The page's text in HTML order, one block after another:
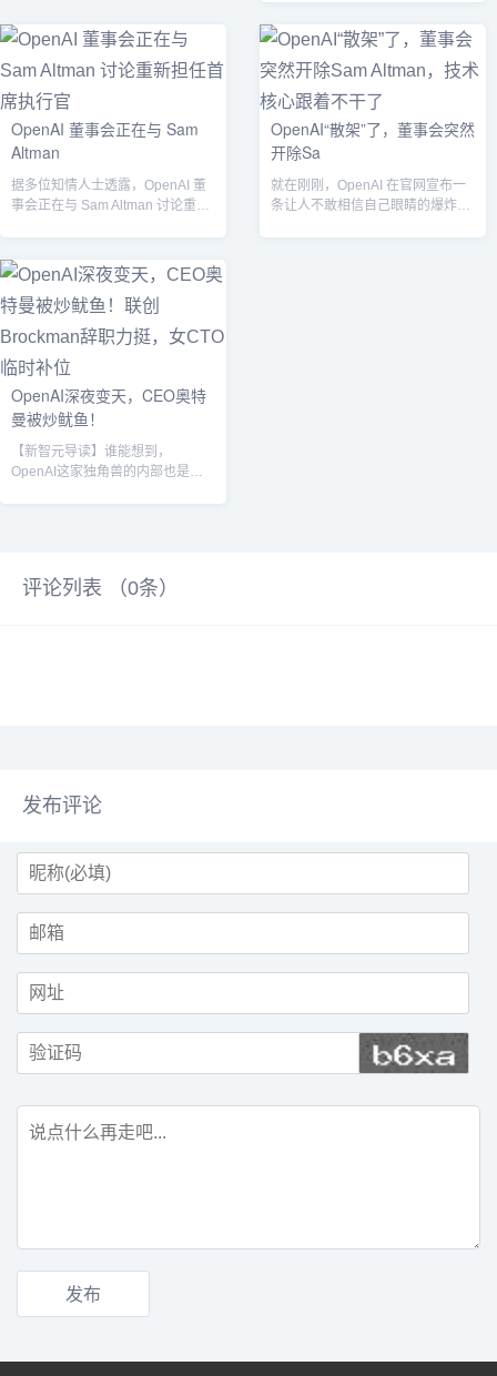
OpenAI 董事会正在与 Sam
Altman
据多位知情人士透露，OpenAI 董
事会正在与 Sam Altman 讨论重返
OpenAI“散架”了，董事会突然
开除Sa
就在刚刚，OpenAI 在官网宣布一
条让人不敢相信自己眼睛的爆炸性
OpenAI深夜变天，CEO奥特
曼被炒鱿鱼！
【新智元导读】谁能想到，
OpenAI这家独角兽的内部也是暗
评论列表 （0条）
发布评论